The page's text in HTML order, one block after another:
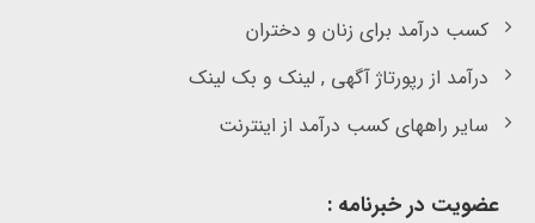
کسب درآمد برای زنان و دختران
درآمد از رپورتاژ آگهی , لینک و بک لینک
سایر راههای کسب درآمد از اینترنت
عضویت در خبرنامه :